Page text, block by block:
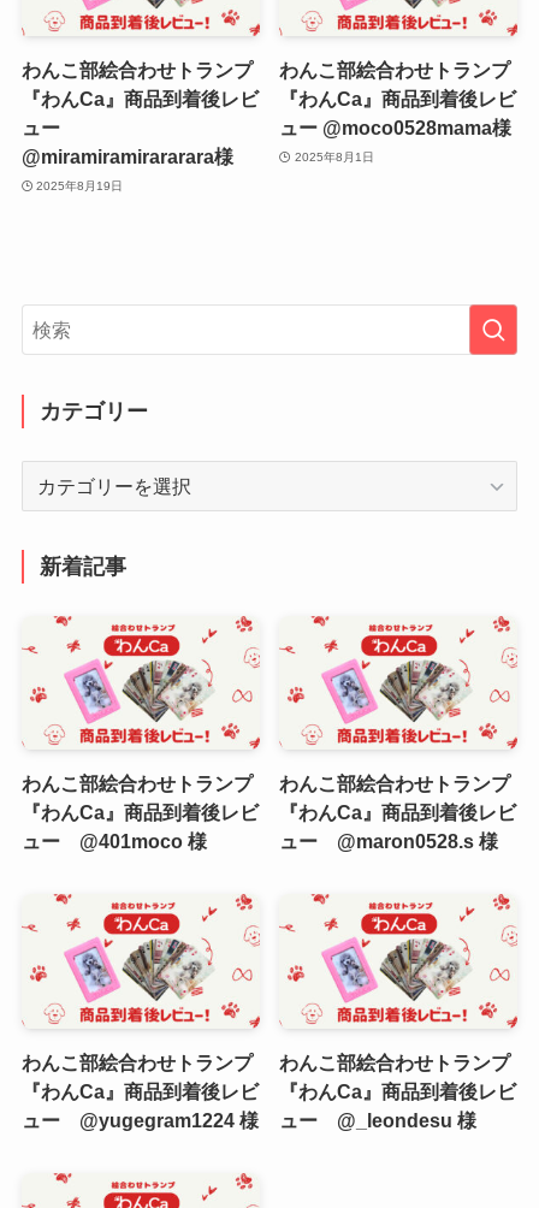
わんこ部絵合わせトランプ
『わんCa』商品到着後レビ
ュー
@miramiramirararara様
2025年8月19日
わんこ部絵合わせトランプ
『わんCa』商品到着後レビ
ュー @moco0528mama様
2025年8月1日
カテゴリー
新着記事
わんこ部絵合わせトランプ
『わんCa』商品到着後レビ
ュー @401moco 様
わんこ部絵合わせトランプ
『わんCa』商品到着後レビ
ュー @maron0528.s 様
わんこ部絵合わせトランプ
『わんCa』商品到着後レビ
ュー @yugegram1224 様
わんこ部絵合わせトランプ
『わんCa』商品到着後レビ
ュー @_leondesu 様